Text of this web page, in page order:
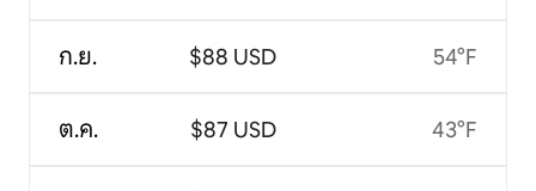
ก.ย.
ต.ค.
$88 USD
$87 USD
54°F
43°F